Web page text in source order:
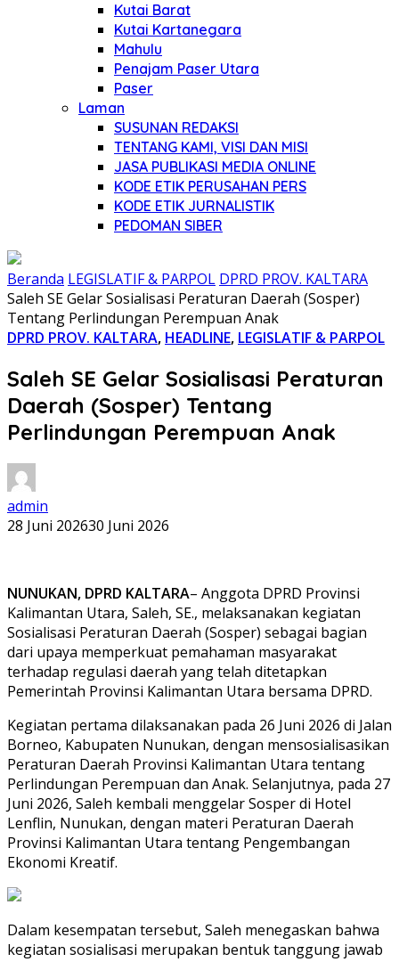
Kutai Barat
Kutai Kartanegara
Mahulu
Penajam Paser Utara
Paser
Laman
SUSUNAN REDAKSI
TENTANG KAMI, VISI DAN MISI
JASA PUBLIKASI MEDIA ONLINE
KODE ETIK PERUSAHAN PERS
KODE ETIK JURNALISTIK
PEDOMAN SIBER
Beranda LEGISLATIF & PARPOL DPRD PROV. KALTARA
Saleh SE Gelar Sosialisasi Peraturan Daerah (Sosper)
Tentang Perlindungan Perempuan Anak
DPRD PROV. KALTARA, HEADLINE, LEGISLATIF & PARPOL
Saleh SE Gelar Sosialisasi Peraturan
Daerah (Sosper) Tentang
Perlindungan Perempuan Anak
admin
28 Juni 202630 Juni 2026
NUNUKAN, DPRD KALTARA– Anggota DPRD Provinsi
Kalimantan Utara, Saleh, SE., melaksanakan kegiatan
Sosialisasi Peraturan Daerah (Sosper) sebagai bagian
dari upaya memperkuat pemahaman masyarakat
terhadap regulasi daerah yang telah ditetapkan
Pemerintah Provinsi Kalimantan Utara bersama DPRD.
Kegiatan pertama dilaksanakan pada 26 Juni 2026 di Jalan
Borneo, Kabupaten Nunukan, dengan mensosialisasikan
Peraturan Daerah Provinsi Kalimantan Utara tentang
Perlindungan Perempuan dan Anak. Selanjutnya, pada 27
Juni 2026, Saleh kembali menggelar Sosper di Hotel
Lenflin, Nunukan, dengan materi Peraturan Daerah
Provinsi Kalimantan Utara tentang Pengembangan
Ekonomi Kreatif.
Dalam kesempatan tersebut, Saleh menegaskan bahwa
kegiatan sosialisasi merupakan bentuk tanggung jawab